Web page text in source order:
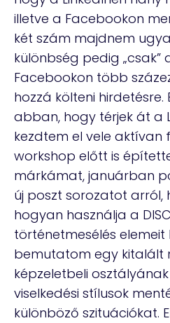
illetve a Facebookon
két szám majdnem
különbség pedig „csak”
Facebookon több
hozzá költeni hirdetésre.
abban, hogy térjek át a
kezdtem el vele aktívan
workshop előtt is
márkámat, januárban
új poszt sorozatot arról,
hogyan használja a
történetmesélés elemeit
bemutatom egy kitalált
képzeletbeli
viselkedési stílusok
különböző szituációkat.